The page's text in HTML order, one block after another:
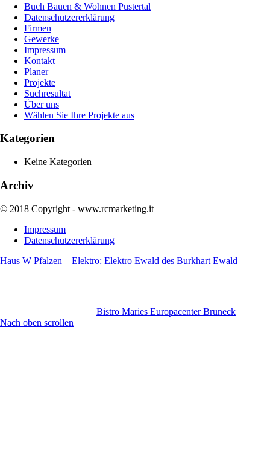
Buch Bauen & Wohnen Pustertal
Datenschutzererklärung
Firmen
Gewerke
Impressum
Kontakt
Planer
Projekte
Suchresultat
Über uns
Wählen Sie Ihre Projekte aus
Kategorien
Keine Kategorien
Archiv
© 2018 Copyright - www.rcmarketing.it
Impressum
Datenschutzererklärung
Haus W Pfalzen – Elektro: Elektro Ewald des Burkhart Ewald
Bistro Maries Europacenter Bruneck
Nach oben scrollen